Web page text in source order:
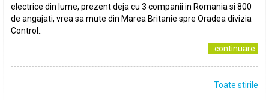
electrice din lume, prezent deja cu 3 companii in Romania si 800
de angajati, vrea sa mute din Marea Britanie spre Oradea divizia
Control..
..continuare
Toate stirile